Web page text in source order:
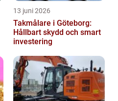
13 juni 2026
Takmålare i Göteborg:
Hållbart skydd och smart
investering